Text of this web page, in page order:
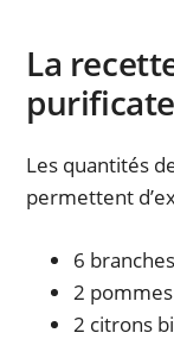
La
Les quantités
permettent
6
2
2 citrons